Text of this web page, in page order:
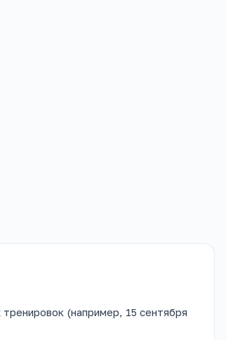
тренировок (например, 15 сентября